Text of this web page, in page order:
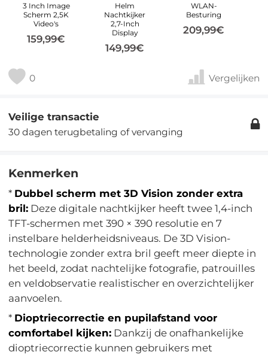
3 Inch Image
Scherm 2,5K
Video's
159,99€
Helm
Nachtkijker
2,7-Inch
Display
149,99€
WLAN-
Besturing
209,99€
0 Vergelijken
Veilige transactie
30 dagen terugbetaling of vervanging
Kenmerken
* Dubbel scherm met 3D Vision zonder extra
bril: Deze digitale nachtkijker heeft twee 1,4-inch
TFT-schermen met 390 × 390 resolutie en 7
instelbare helderheidsniveaus. De 3D Vision-
technologie zonder extra bril geeft meer diepte in
het beeld, zodat nachtelijke fotografie, patrouilles
en veldobservatie realistischer en overzichtelijker
aanvoelen.
* Dioptriecorrectie en pupilafstand voor
comfortabel kijken: Dankzij de onafhankelijke
dioptriecorrectie kunnen gebruikers met